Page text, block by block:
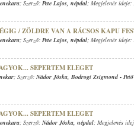
; Szerző: Pete Lajos, népdal; Megjelenés ideje:
/ ZÖLDRE VAN A RÁCSOS KAPU
; Szerző: Pete Lajos, népdal; Megjelenés ideje:
SEPERTEM ELEGET
; Szerző: Nádor Jóska, Bodrogi Zsigmond -
SEPERTEM ELEGET
; Szerző: Nádor Jóska, népdal; Megjelenés